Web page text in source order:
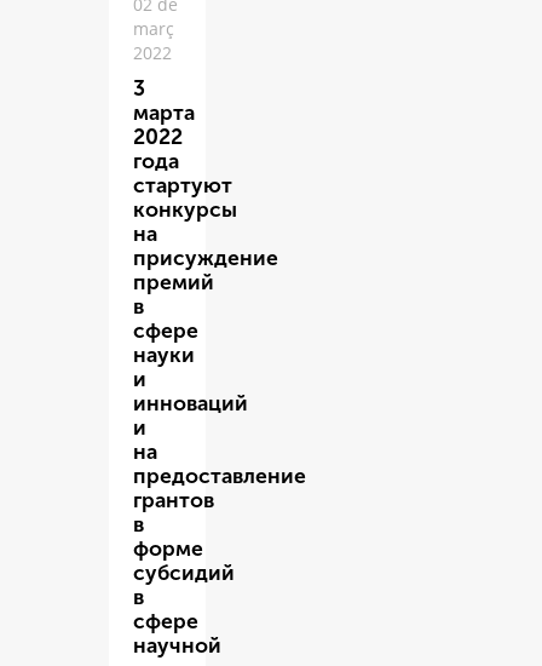
març
2022
3
марта
2022
года
стартуют
конкурсы
на
присуждение
премий
в
сфере
науки
и
инноваций
и
на
предоставление
грантов
в
форме
субсидий
в
сфере
научной